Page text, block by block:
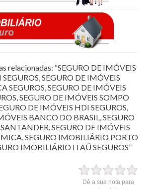
relacionadas: “SEGURO DE IMÓVEIS
SEGURO DE IMÓVEIS
SEGUROS, SEGURO DE IMÓVEIS
SEGURO DE IMÓVEIS SOMPO
DE IMÓVEIS HDI SEGUROS,
BANCO DO BRASIL, SEGURO
SEGURO DE IMÓVEIS
SEGURO IMOBILIÁRIO PORTO
IMOBILIÁRIO ITAÚ SEGUROS”
Dê a sua nota para